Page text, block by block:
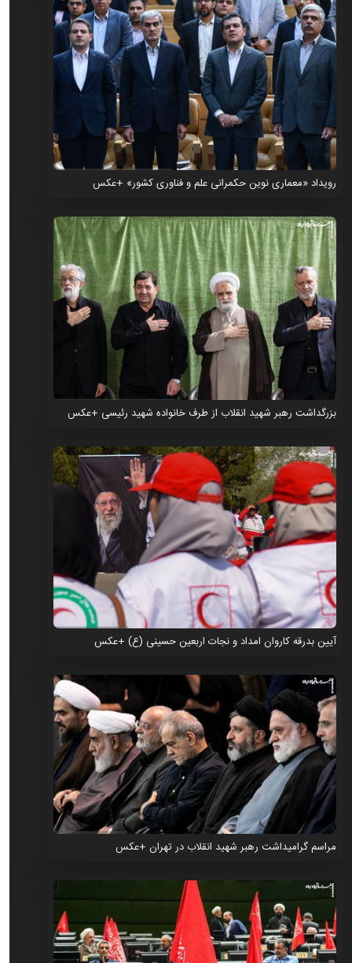
رویداد «معماری نوین حکمرانی علم و فناوری کشور» +عکس
بزرگداشت رهبر شهید انقلاب از طرف خانواده شهید رئیسی +عکس
آیین بدرقه کاروان امداد و نجات اربعین حسینی (ع) +عکس
مراسم گرامیداشت رهبر شهید انقلاب در تهران +عکس